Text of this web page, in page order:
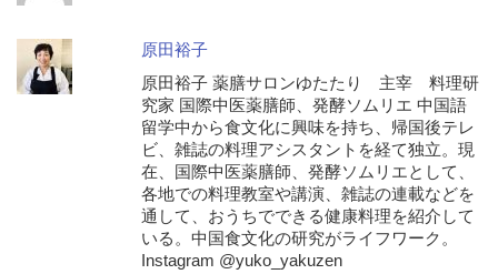
原田裕子
原田裕子 薬膳サロンゆたたり 主宰 料理研
究家 国際中医薬膳師、発酵ソムリエ 中国語
留学中から食文化に興味を持ち、帰国後テレ
ビ、雑誌の料理アシスタントを経て独立。現
在、国際中医薬膳師、発酵ソムリエとして、
各地での料理教室や講演、雑誌の連載などを
通して、おうちでできる健康料理を紹介して
いる。中国食文化の研究がライフワーク。
Instagram @yuko_yakuzen